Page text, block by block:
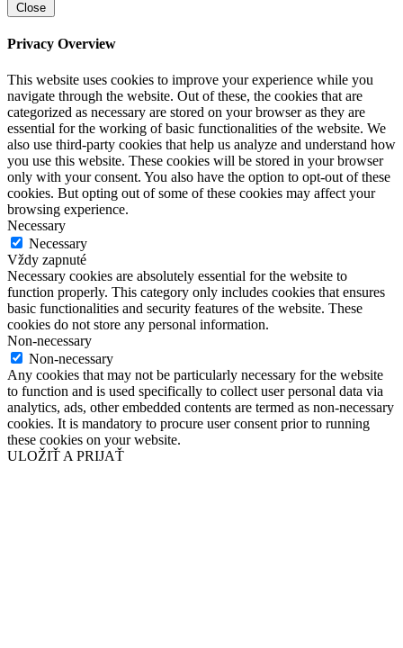
Close
Privacy Overview
This website uses cookies to improve your experience while you
navigate through the website. Out of these, the cookies that are
categorized as necessary are stored on your browser as they are
essential for the working of basic functionalities of the website. We
also use third-party cookies that help us analyze and understand how
you use this website. These cookies will be stored in your browser
only with your consent. You also have the option to opt-out of these
cookies. But opting out of some of these cookies may affect your
browsing experience.
Necessary
Necessary
Vždy zapnuté
Necessary cookies are absolutely essential for the website to
function properly. This category only includes cookies that ensures
basic functionalities and security features of the website. These
cookies do not store any personal information.
Non-necessary
Non-necessary
Any cookies that may not be particularly necessary for the website
to function and is used specifically to collect user personal data via
analytics, ads, other embedded contents are termed as non-necessary
cookies. It is mandatory to procure user consent prior to running
these cookies on your website.
ULOŽIŤ A PRIJAŤ